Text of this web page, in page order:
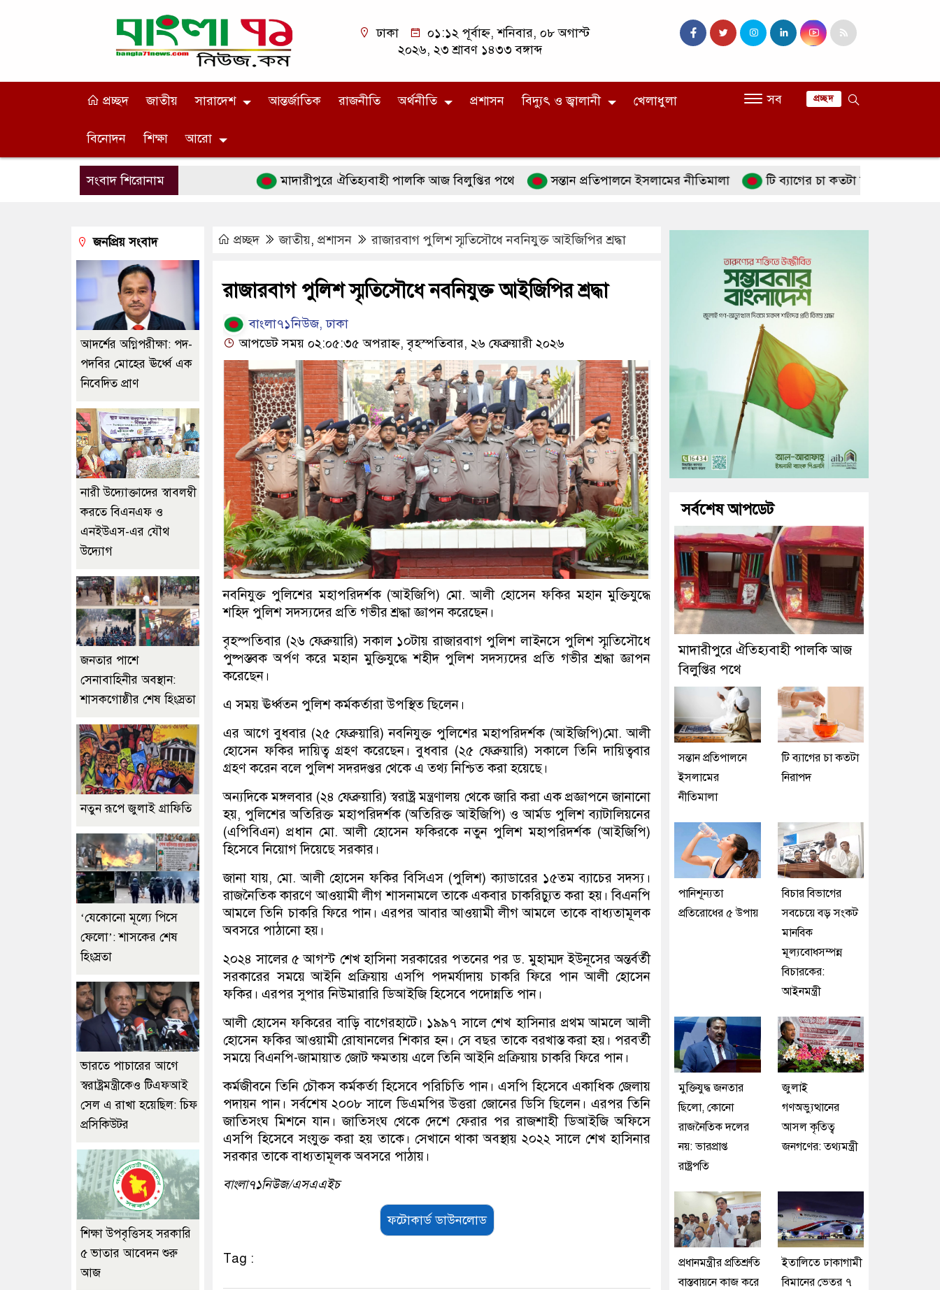
ঢাকা
০১:১২ পূর্বাহ্ন, শনিবার, ০৮ অগাস্ট
২০২৬, ২৩ শ্রাবণ ১৪৩৩ বঙ্গাব্দ
প্রচ্ছদ জাতীয় সারাদেশ আন্তর্জাতিক রাজনীতি অর্থনীতি প্রশাসন বিদ্যুৎ ও জ্বালানী খেলাধুলা
বিনোদন শিক্ষা আরো
সব প্রচ্ছদ
সংবাদ শিরোনাম মাদারীপুরে ঐতিহ্যবাহী পালকি আজ বিলুপ্তির পথে সন্তান প্রতিপালনে ইসলামের নীতিমালা টি ব্যাগের চা কতটা নিরাপদ
প্রচ্ছদ জাতীয়, প্রশাসন রাজারবাগ পুলিশ স্মৃতিসৌধে নবনিযুক্ত আইজিপির শ্রদ্ধা
রাজারবাগ পুলিশ স্মৃতিসৌধে নবনিযুক্ত আইজিপির শ্রদ্ধা
বাংলা৭১নিউজ, ঢাকা
আপডেট সময় ০২:০৫:৩৫ অপরাহ্ন, বৃহস্পতিবার, ২৬ ফেব্রুয়ারী ২০২৬
নবনিযুক্ত পুলিশের মহাপরিদর্শক (আইজিপি) মো. আলী হোসেন ফকির মহান মুক্তিযুদ্ধে
শহিদ পুলিশ সদস্যদের প্রতি গভীর শ্রদ্ধা জ্ঞাপন করেছেন।
বৃহস্পতিবার (২৬ ফেব্রুয়ারি) সকাল ১০টায় রাজারবাগ পুলিশ লাইনসে পুলিশ স্মৃতিসৌধে
পুষ্পস্তবক অর্পণ করে মহান মুক্তিযুদ্ধে শহীদ পুলিশ সদস্যদের প্রতি গভীর শ্রদ্ধা জ্ঞাপন
করেছেন।
এ সময় ঊর্ধ্বতন পুলিশ কর্মকর্তারা উপস্থিত ছিলেন।
এর আগে বুধবার (২৫ ফেব্রুয়ারি) নবনিযুক্ত পুলিশের মহাপরিদর্শক (আইজিপি)মো. আলী
হোসেন ফকির দায়িত্ব গ্রহণ করেছেন। বুধবার (২৫ ফেব্রুয়ারি) সকালে তিনি দায়িত্ববার
গ্রহণ করেন বলে পুলিশ সদরদপ্তর থেকে এ তথ্য নিশ্চিত করা হয়েছে।
অন্যদিকে মঙ্গলবার (২৪ ফেব্রুয়ারি) স্বরাষ্ট্র মন্ত্রণালয় থেকে জারি করা এক প্রজ্ঞাপনে জানানো
হয়, পুলিশের অতিরিক্ত মহাপরিদর্শক (অতিরিক্ত আইজিপি) ও আর্মড পুলিশ ব্যাটালিয়নের
(এপিবিএন) প্রধান মো. আলী হোসেন ফকিরকে নতুন পুলিশ মহাপরিদর্শক (আইজিপি)
হিসেবে নিয়োগ দিয়েছে সরকার।
জানা যায়, মো. আলী হোসেন ফকির বিসিএস (পুলিশ) ক্যাডারের ১৫তম ব্যাচের সদস্য।
রাজনৈতিক কারণে আওয়ামী লীগ শাসনামলে তাকে একবার চাকরিচ্যুত করা হয়। বিএনপি
আমলে তিনি চাকরি ফিরে পান। এরপর আবার আওয়ামী লীগ আমলে তাকে বাধ্যতামূলক
অবসরে পাঠানো হয়।
২০২৪ সালের ৫ আগস্ট শেখ হাসিনা সরকারের পতনের পর ড. মুহাম্মদ ইউনূসের অন্তর্বর্তী
সরকারের সময়ে আইনি প্রক্রিয়ায় এসপি পদমর্যাদায় চাকরি ফিরে পান আলী হোসেন
ফকির। এরপর সুপার নিউমারারি ডিআইজি হিসেবে পদোন্নতি পান।
আলী হোসেন ফকিরের বাড়ি বাগেরহাটে। ১৯৯৭ সালে শেখ হাসিনার প্রথম আমলে আলী
হোসেন ফকির আওয়ামী রোষানলের শিকার হন। সে বছর তাকে বরখাস্ত করা হয়। পরবর্তী
সময়ে বিএনপি-জামায়াত জোট ক্ষমতায় এলে তিনি আইনি প্রক্রিয়ায় চাকরি ফিরে পান।
কর্মজীবনে তিনি চৌকস কর্মকর্তা হিসেবে পরিচিতি পান। এসপি হিসেবে একাধিক জেলায়
পদায়ন পান। সর্বশেষ ২০০৮ সালে ডিএমপির উত্তরা জোনের ডিসি ছিলেন। এরপর তিনি
জাতিসংঘ মিশনে যান। জাতিসংঘ থেকে দেশে ফেরার পর রাজশাহী ডিআইজি অফিসে
এসপি হিসেবে সংযুক্ত করা হয় তাকে। সেখানে থাকা অবস্থায় ২০২২ সালে শেখ হাসিনার
সরকার তাকে বাধ্যতামূলক অবসরে পাঠায়।
বাংলা৭১নিউজ/এসএএইচ
ফটোকার্ড ডাউনলোড
Tag :
জনপ্রিয় সংবাদ
আদর্শের অগ্নিপরীক্ষা: পদ-
পদবির মোহের ঊর্ধ্বে এক
নিবেদিত প্রাণ
নারী উদ্যোক্তাদের স্বাবলম্বী
করতে বিএনএফ ও
এনইউএস-এর যৌথ
উদ্যোগ
জনতার পাশে
সেনাবাহিনীর অবস্থান:
শাসকগোষ্ঠীর শেষ হিংস্রতা
নতুন রূপে জুলাই গ্রাফিতি
‘যেকোনো মূল্যে পিসে
ফেলো’: শাসকের শেষ
হিংস্রতা
ভারতে পাচারের আগে
স্বরাষ্ট্রমন্ত্রীকেও টিএফআই
সেল এ রাখা হয়েছিল: চিফ
প্রসিকিউটর
শিক্ষা উপবৃত্তিসহ সরকারি
৫ ভাতার আবেদন শুরু
আজ
সর্বশেষ আপডেট
মাদারীপুরে ঐতিহ্যবাহী পালকি আজ
বিলুপ্তির পথে
সন্তান প্রতিপালনে
ইসলামের
নীতিমালা
টি ব্যাগের চা কতটা
নিরাপদ
পানিশূন্যতা
প্রতিরোধের ৫ উপায়
বিচার বিভাগের
সবচেয়ে বড় সংকট
মানবিক
মূল্যবোধসম্পন্ন
বিচারকের:
আইনমন্ত্রী
মুক্তিযুদ্ধ জনতার
ছিলো, কোনো
রাজনৈতিক দলের
নয়: ভারপ্রাপ্ত
রাষ্ট্রপতি
জুলাই
গণঅভ্যুত্থানের
আসল কৃতিত্ব
জনগণের: তথ্যমন্ত্রী
প্রধানমন্ত্রীর প্রতিশ্রুতি
বাস্তবায়নে কাজ করে
ইতালিতে ঢাকাগামী
বিমানের ভেতর ৭